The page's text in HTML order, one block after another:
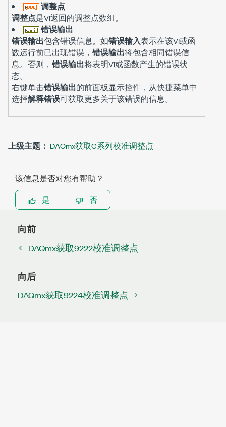
调整点 —
调整点是VI返回的调整点数组。
错误输出 —
错误输出包含错误信息。如错误输入表示在该VI或函
数运行前已出现错误， 错误输出将包含相同错误信
息。否则， 错误输出将表明VI或函数产生的错误状
态。
右键单击错误输出的前面板显示控件，从快捷菜单中
选择解释错误可获取更多关于该错误的信息。
上级主题： DAQmx获取C系列校准调整点
该信息是否对您有帮助？
是
否
向前
DAQmx获取9222校准调整点
向后
DAQmx获取9224校准调整点